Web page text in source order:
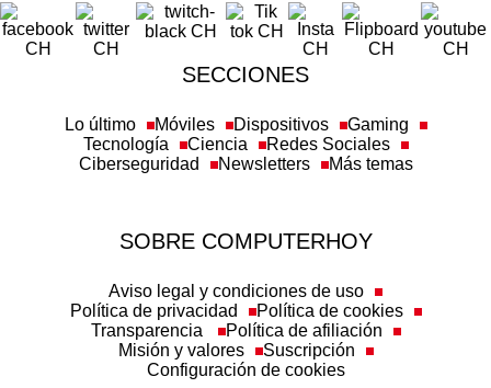
SECCIONES
Lo último Móviles Dispositivos
Gaming
Tecnología
Ciencia
Redes Sociales
Ciberseguridad
Newsletters Más temas
SOBRE COMPUTERHOY
Aviso legal y condiciones de uso
Política de privacidad
Política de cookies
Transparencia
Política de afiliación
Misión y valores
Suscripción
Configuración de cookies